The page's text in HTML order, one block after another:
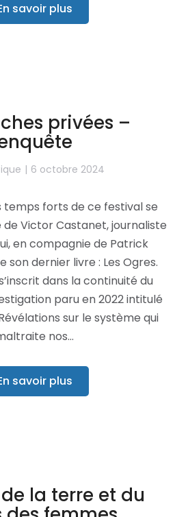
savoir plus
privées –
6 octobre 2024
temps forts de ce festival se
Victor Castanet, journaliste
en compagnie de Patrick
son dernier livre : Les Ogres.
dans la continuité du
paru en 2022 intitulé
sur le système qui
nos…
savoir plus
la terre et du